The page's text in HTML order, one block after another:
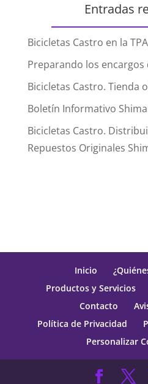
Entradas
Bicicletas Castro en la TPA
Preparando los encargos
Bicicletas Castro. Tienda
Boletín Informativo
Bicicletas Castro.
Repuestos Originales
Inicio
Productos y Servicios
Contacto
Política de Privacidad
Personalizar